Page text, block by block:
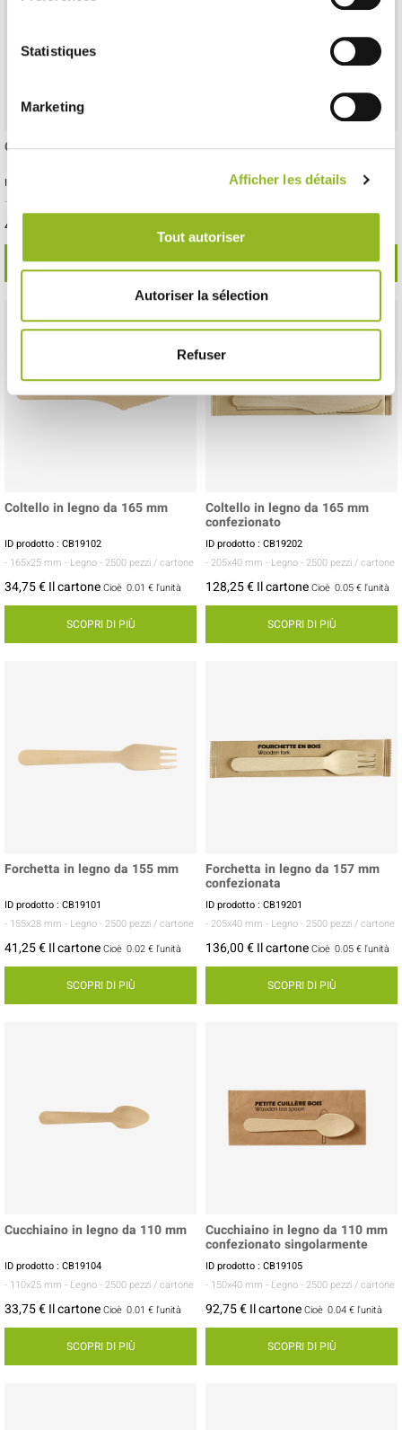
Statistiques
Marketing
Afficher les détails
Tout autoriser
Autoriser la sélection
Refuser
Cucchiaio in legno da 159 mm
ID prodotto : CB19103
- 159x32 mm
43,25 € Il cartone
SCOPRI DI PIÙ
Cucchiaio in legno da 158 mm
ID prodotto : CB19203
SCOPRI DI PIÙ
Coltello in legno da 165 mm
ID prodotto : CB19102
- 165x25 mm - Legno- 2500 pezzi / cartone
34,75 € Il cartoneCioè 0.01 € l'unità
SCOPRI DI PIÙ
Coltello in legno da 165 mm
confezionato
ID prodotto : CB19202
- 205x40 mm - Legno- 2500 pezzi / cartone
128,25 € Il cartoneCioè 0.05 € l'unità
SCOPRI DI PIÙ
Forchetta in legno da 155 mm
ID prodotto : CB19101
- 155x28 mm - Legno- 2500 pezzi / cartone
41,25 € Il cartoneCioè 0.02 € l'unità
SCOPRI DI PIÙ
Forchetta in legno da 157 mm
confezionata
ID prodotto : CB19201
- 205x40 mm - Legno- 2500 pezzi / cartone
136,00 € Il cartoneCioè 0.05 € l'unità
SCOPRI DI PIÙ
Cucchiaino in legno da 110 mm
ID prodotto : CB19104
- 110x25 mm - Legno- 2500 pezzi / cartone
33,75 € Il cartoneCioè 0.01 € l'unità
SCOPRI DI PIÙ
Cucchiaino in legno da 110 mm
confezionato singolarmente
ID prodotto : CB19105
- 150x40 mm - Legno- 2500 pezzi / cartone
92,75 € Il cartoneCioè 0.04 € l'unità
SCOPRI DI PIÙ